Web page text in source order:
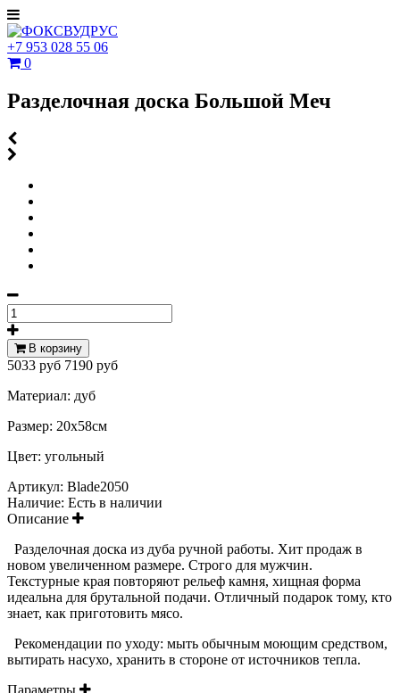
+7 953 028 55 06
0
Разделочная доска Большой Меч
В корзину
5033 руб 7190 руб
Материал: дуб
Размер: 20х58см
Цвет: угольный
Артикул: Blade2050
Наличие: Есть в наличии
Описание
Разделочная доска из дуба ручной работы. Хит продаж в
новом увеличенном размере. Строго для мужчин.
Текстурные края повторяют рельеф камня, хищная форма
идеальна для брутальной подачи. Отличный подарок тому, кто
знает, как приготовить мясо.
Рекомендации по уходу: мыть обычным моющим средством,
вытирать насухо, хранить в стороне от источников тепла.
Параметры